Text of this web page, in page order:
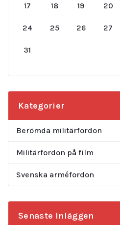
17 18 19 20
24 25 26 27
31
Kategorier
Berömda militärfordon
Militärfordon på film
Svenska arméfordon
Senaste Inläggen